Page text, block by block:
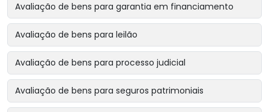
Avaliação de bens para garantia em financiamento
Avaliação de bens para leilão
Avaliação de bens para processo judicial
Avaliação de bens para seguros patrimoniais